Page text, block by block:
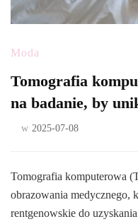
Moda
Tomografia
na badanie, by
w 2025-07-08
Tomografia komputerowa
obrazowania medycznego,
rentgenowskie do